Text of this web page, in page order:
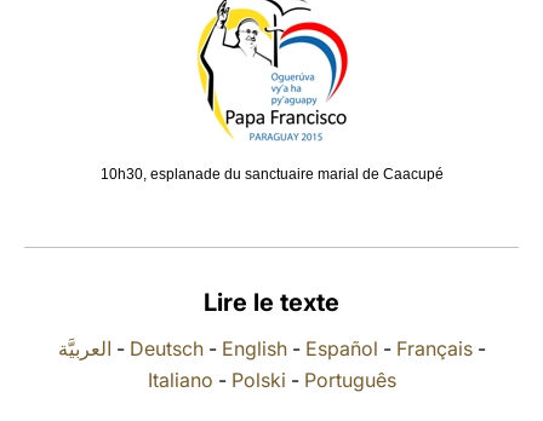
10h30, esplanade du sanctuaire marial de Caacupé
Lire le texte
العربيَّة - Deutsch- English- Español - Français-
Italiano - Polski - Português